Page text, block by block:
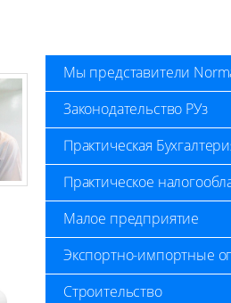
Мы представители
Законодательство РУз
Практическая
Практическое
Малое предприятие
Экспортно-импортные
Строительство